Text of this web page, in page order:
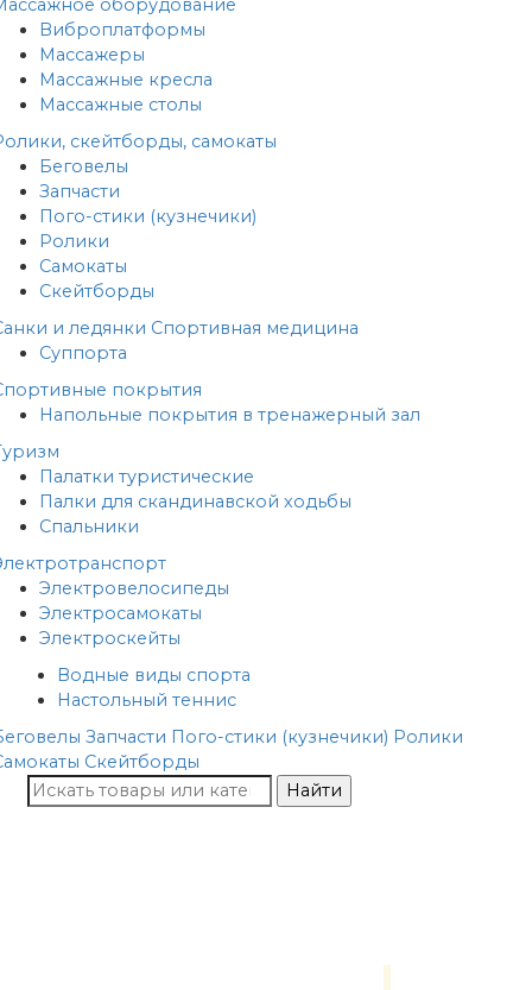
оборудование
Виброплатформы
Массажеры
Массажные кресла
Массажные столы
скейтборды, самокаты
Беговелы
Запчасти
Пого-стики (кузнечики)
Ролики
Самокаты
Скейтборды
и ледянки Спортивная медицина
Суппорта
покрытия
Напольные покрытия в тренажерный зал
Палатки туристические
Палки для скандинавской ходьбы
Спальники
Электровелосипеды
Электросамокаты
Электроскейты
Водные виды спорта
Настольный теннис
Запчасти Пого-стики (кузнечики) Ролики
Скейтборды
Найти